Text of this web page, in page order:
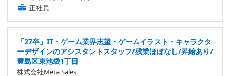
正社員
「27卒」IT・ゲーム業界志望・ゲームイラスト・キャラクタ
ーデザインのアシスタントスタッフ/残業ほぼなし/昇給あり/
豊島区東池袋1丁目
株式会社Meta Sales